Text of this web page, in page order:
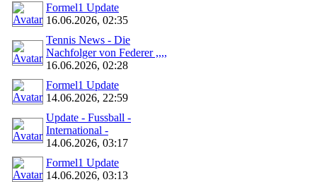
Formel1 Update
16.06.2026, 02:35
Tennis News - Die
Nachfolger von Federer ,,,,
16.06.2026, 02:28
Formel1 Update
14.06.2026, 22:59
Update - Fussball -
International -
14.06.2026, 03:17
Formel1 Update
14.06.2026, 03:13